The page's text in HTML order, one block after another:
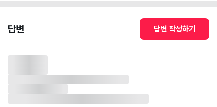
답변 답변 작성하기